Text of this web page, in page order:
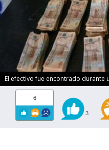
El efectivo fue encontrado durante
6
3